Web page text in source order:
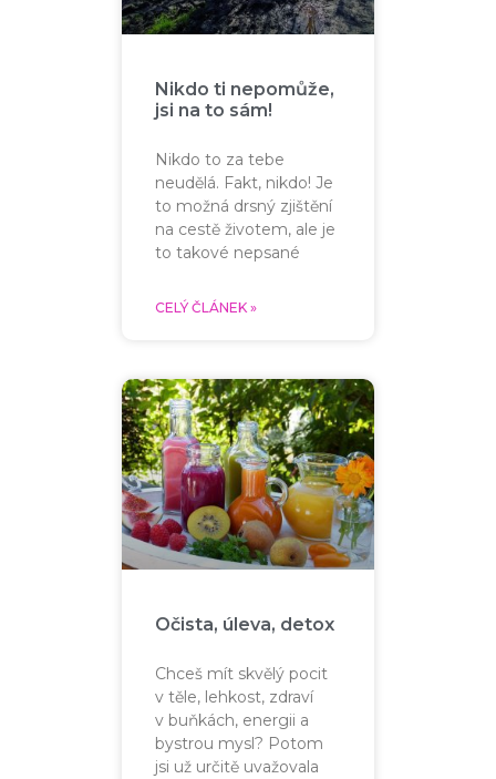
Nikdo ti nepomůže,
jsi na to sám!
Nikdo to za tebe
neudělá. Fakt, nikdo! Je
to možná drsný zjištění
na cestě životem, ale je
to takové nepsané
CELÝ ČLÁNEK »
Očista, úleva, detox
Chceš mít skvělý pocit
v těle, lehkost, zdraví
v buňkách, energii a
bystrou mysl? Potom
jsi už určitě uvažovala